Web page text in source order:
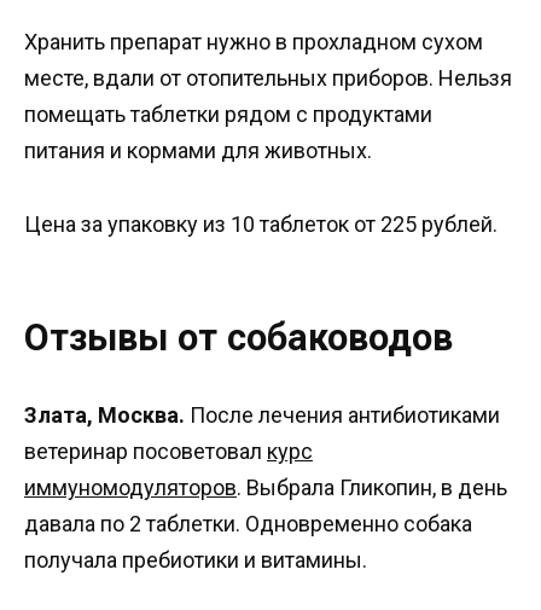
Хранить препарат нужно в прохладном сухом
месте, вдали от отопительных приборов. Нельзя
помещать таблетки рядом с продуктами
питания и кормами для животных.
Цена за упаковку из 10 таблеток от 225 рублей.
Отзывы от собаководов
Злата, Москва. После лечения антибиотиками
ветеринар посоветовал курс
иммуномодуляторов. Выбрала Гликопин, в день
давала по 2 таблетки. Одновременно собака
получала пребиотики и витамины.